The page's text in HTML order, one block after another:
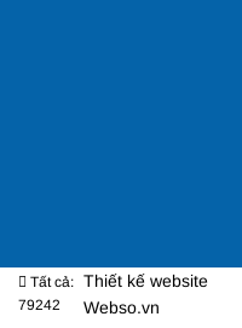
Tất cả:
79242
Thiết kế website
Webso.vn